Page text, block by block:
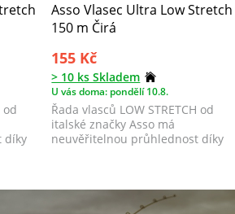
od
díky
Asso Vlasec Ultra Low Stretch
150 m Čirá
155 Kč
> 10 ks Skladem
U vás doma: pondělí 10.8.
Řada vlasců LOW STRETCH od
italské značky Asso má
neuvěřitelnou průhlednost díky